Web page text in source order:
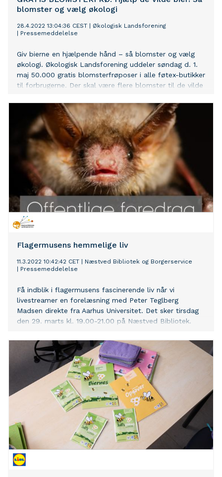
blomster og vælg økologi
28.4.2022 13:04:36 CEST
Økologisk Landsforening
Pressemeddelelse
Giv bierne en hjælpende hånd – så blomster og vælg
økologi. Økologisk Landsforening uddeler søndag d. 1.
maj 50.000 gratis blomsterfrøposer i alle føtex-butikker
til forbrugerne. Der skal være flere blomster til de vilde
at vi får mad på bordet og ifølge FN’s fødevare- og
landbrugsorganisation er bier og andre bestøvere
essentielle for EU’s fødevareproduktion.
Flagermusens hemmelige liv
11.3.2022 10:42:42 CET
Næstved Bibliotek og Borgerservice
Pressemeddelelse
Få indblik i flagermusens fascinerende liv når vi
livestreamer en forelæsning med Peter Teglberg
Madsen direkte fra Aarhus Universitet. Det sker tirsdag
den 29. marts kl. 19.00-21.00 på Næstved Bibliotek.